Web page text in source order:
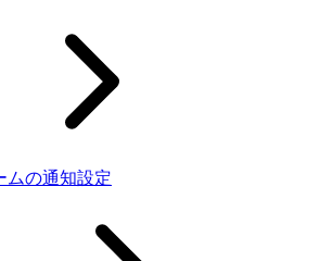
ムの通知設定